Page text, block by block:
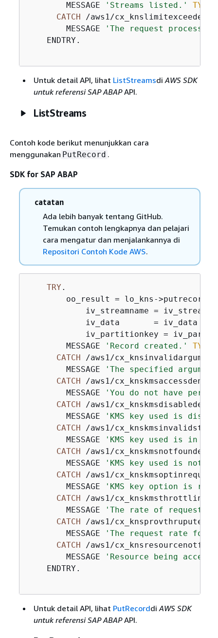
        MESSAGE
'Streams listed.' TYPE
CATCH /aws1/
        MESSAGE
'The request
    ENDTRY.
Untuk detail API, lihat ListStreamsdiAWS SDK
untuk referensi SAP ABAPAPI.
ListStreams
Contoh kode berikut menunjukkan cara
menggunakan PutRecord .
SDK for SAP ABAP
catatan
Ada lebih banyak tentang GitHub.
Temukan contoh lengkapnya dan pelajari
cara mengatur dan menjalankannya di
Repositori Contoh Kode AWS.
TRY .
oo_result = lo_kns-
iv_streamname =
            iv_data       = iv_data
iv_partitionkey =
        MESSAGE
'Record created.' TYPE
CATCH /aws1/
        MESSAGE
'The specified
CATCH /aws1/
        MESSAGE
'You do not have
CATCH /aws1/cx_knskmsdisabledex.
        MESSAGE
'KMS key used is
CATCH /aws1/
        MESSAGE
'KMS key used is in
CATCH /aws1/cx_knskmsnotfoundex.
        MESSAGE
'KMS key used is not
CATCH /aws1/
        MESSAGE
'KMS key option is
CATCH /aws1/
        MESSAGE
'The rate of requests
CATCH /aws1/
        MESSAGE
'The request rate for
CATCH /aws1/
        MESSAGE
'Resource being
    ENDTRY.
Untuk detail API, lihat PutRecorddiAWS SDK
untuk referensi SAP ABAPAPI.